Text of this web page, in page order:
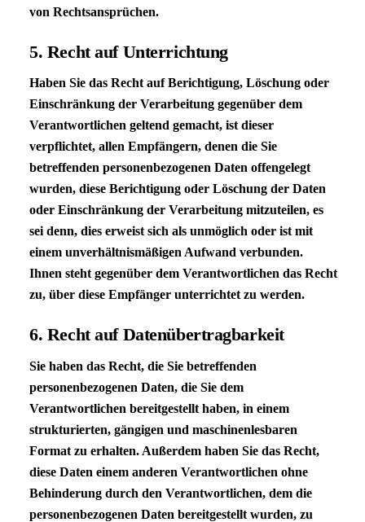
von Rechtsansprüchen.
5. Recht auf Unterrichtung
Haben Sie das Recht auf Berichtigung, Löschung oder
Einschränkung der Verarbeitung gegenüber dem
Verantwortlichen geltend gemacht, ist dieser
verpflichtet, allen Empfängern, denen die Sie
betreffenden personenbezogenen Daten offengelegt
wurden, diese Berichtigung oder Löschung der Daten
oder Einschränkung der Verarbeitung mitzuteilen, es
sei denn, dies erweist sich als unmöglich oder ist mit
einem unverhältnismäßigen Aufwand verbunden.
Ihnen steht gegenüber dem Verantwortlichen das Recht
zu, über diese Empfänger unterrichtet zu werden.
6. Recht auf Datenübertragbarkeit
Sie haben das Recht, die Sie betreffenden
personenbezogenen Daten, die Sie dem
Verantwortlichen bereitgestellt haben, in einem
strukturierten, gängigen und maschinenlesbaren
Format zu erhalten. Außerdem haben Sie das Recht,
diese Daten einem anderen Verantwortlichen ohne
Behinderung durch den Verantwortlichen, dem die
personenbezogenen Daten bereitgestellt wurden, zu